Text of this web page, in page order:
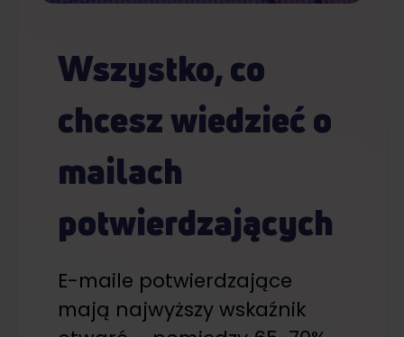
Wszystko, co
chcesz wiedzieć o
mailach
potwierdzających
E-maile potwierdzające
mają najwyższy wskaźnik